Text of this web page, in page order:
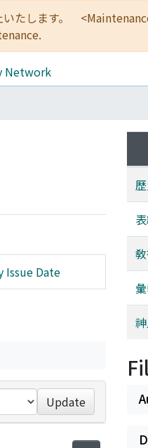
いたします。
Network
Issue Date
Update